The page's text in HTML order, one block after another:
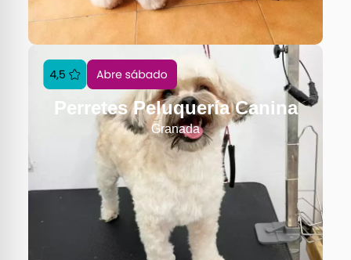
Perretes Peluquería Canina
Granada